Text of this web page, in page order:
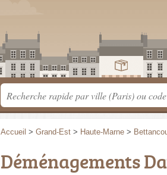
Accueil > Grand-Est > Haute-Marne >
Déménagements